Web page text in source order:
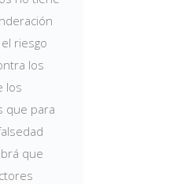
riesgo
los
los
que para
que